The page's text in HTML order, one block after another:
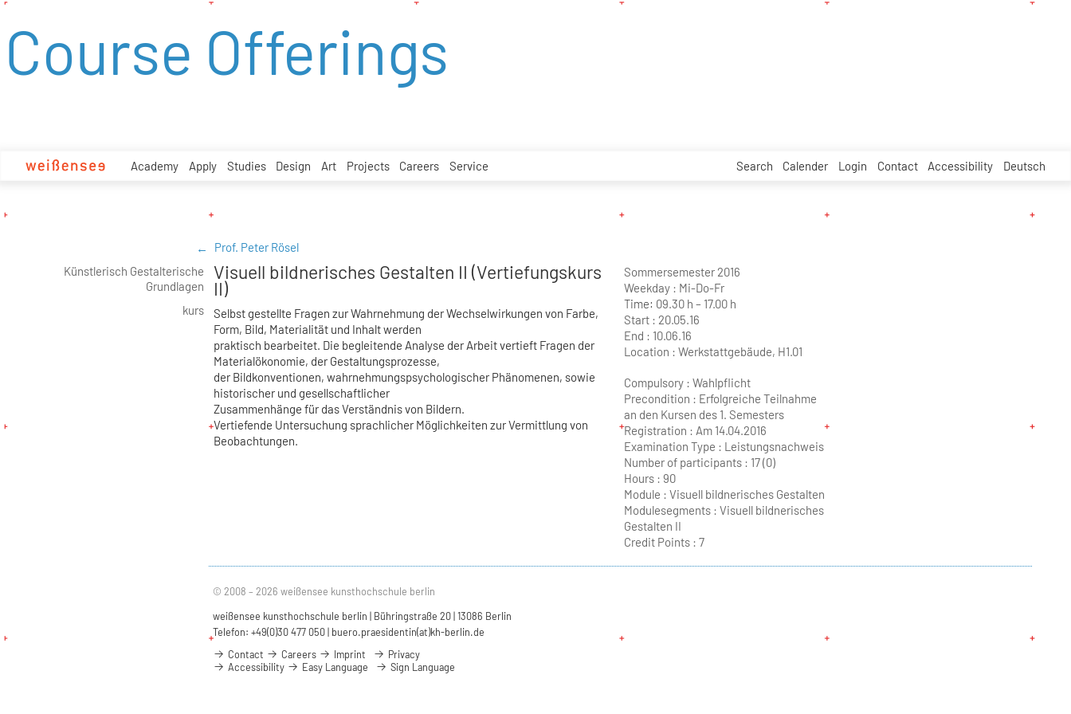
zum
Academy Apply Studies Design Art Projects Careers Service Search Calender Login Contact Accessibility Deutsch
Course Offerings
Prof. Peter Rösel
Künstlerisch Gestalterische
Grundlagen
kurs
Visuell bildnerisches Gestalten II (Vertiefungskurs
II)
Selbst gestellte Fragen zur Wahrnehmung der Wechselwirkungen von Farbe,
Form, Bild, Materialität und Inhalt werden
praktisch bearbeitet. Die begleitende Analyse der Arbeit vertieft Fragen der
Materialökonomie, der Gestaltungsprozesse,
der Bildkonventionen, wahrnehmungspsychologischer Phänomenen, sowie
historischer und gesellschaftlicher
Zusammenhänge für das Verständnis von Bildern.
Vertiefende Untersuchung sprachlicher Möglichkeiten zur Vermittlung von
Beobachtungen.
Sommersemester 2016
Weekday : Mi-Do-Fr
Time: 09.30 h – 17.00 h
Start : 20.05.16
End : 10.06.16
Location :Werkstattgebäude, H1.01
Compulsory : Wahlpflicht
Precondition : Erfolgreiche Teilnahme
an den Kursen des 1. Semesters
Registration : Am 14.04.2016
Examination Type : Leistungsnachweis
Number of participants : 17 (0)
Hours : 90
Module :Visuell bildnerisches Gestalten
Modulesegments : Visuell bildnerisches
Gestalten II
Credit Points :7
© 2008 – 2026 weißensee kunsthochschule berlin
weißensee kunsthochschule berlin | Bühringstraße 20 | 13086 Berlin
Telefon: +49(0)30 477 050 | buero.praesidentin(at)kh-berlin.de
Contact
Careers Imprint
Privacy
Accessibility
Easy Language Sign Language